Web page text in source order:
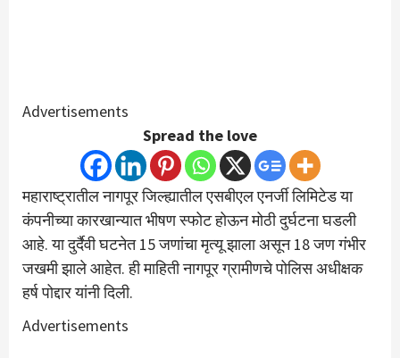
Advertisements
Spread the love
महाराष्ट्रातील नागपूर जिल्ह्यातील एसबीएल एनर्जी लिमिटेड या
कंपनीच्या कारखान्यात भीषण स्फोट होऊन मोठी दुर्घटना घडली
आहे. या दुर्दैवी घटनेत 15 जणांचा मृत्यू झाला असून 18 जण गंभीर
जखमी झाले आहेत. ही माहिती नागपूर ग्रामीणचे पोलिस अधीक्षक
हर्ष पोद्दार यांनी दिली.
Advertisements